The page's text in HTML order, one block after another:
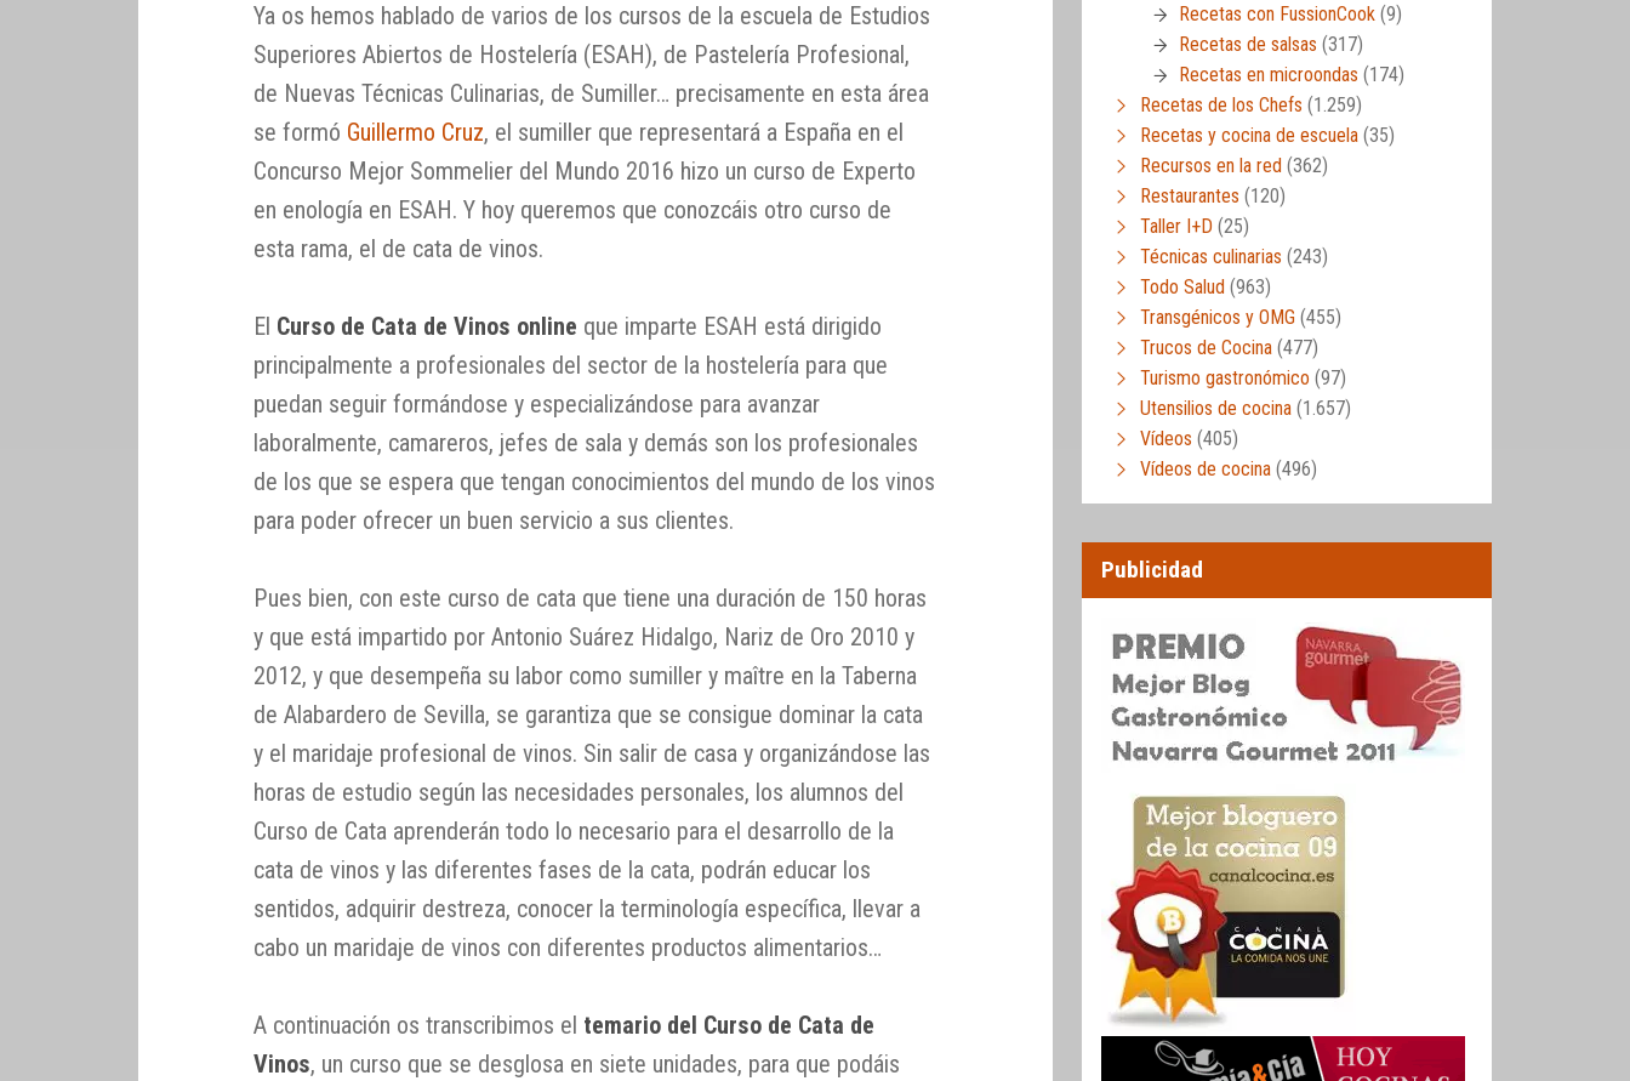
Ya os hemos hablado de varios de los cursos de la escuela de Estudios
Superiores Abiertos de Hostelería (ESAH), de Pastelería Profesional,
de Nuevas Técnicas Culinarias, de Sumiller… precisamente en esta área
se formó Guillermo Cruz, el sumiller que representará a España en el
Concurso Mejor Sommelier del Mundo 2016 hizo un curso de Experto
en enología en ESAH. Y hoy queremos que conozcáis otro curso de
esta rama, el de cata de vinos.
El Curso de Cata de Vinos online que imparte ESAH está dirigido
principalmente a profesionales del sector de la hostelería para que
puedan seguir formándose y especializándose para avanzar
laboralmente, camareros, jefes de sala y demás son los profesionales
de los que se espera que tengan conocimientos del mundo de los vinos
para poder ofrecer un buen servicio a sus clientes.
Pues bien, con este curso de cata que tiene una duración de 150 horas
y que está impartido por Antonio Suárez Hidalgo, Nariz de Oro 2010 y
2012, y que desempeña su labor como sumiller y maître en la Taberna
de Alabardero de Sevilla, se garantiza que se consigue dominar la cata
y el maridaje profesional de vinos. Sin salir de casa y organizándose las
horas de estudio según las necesidades personales, los alumnos del
Curso de Cata aprenderán todo lo necesario para el desarrollo de la
cata de vinos y las diferentes fases de la cata, podrán educar los
sentidos, adquirir destreza, conocer la terminología específica, llevar a
cabo un maridaje de vinos con diferentes productos alimentarios…
A continuación os transcribimos el temario del Curso de Cata de
Vinos, un curso que se desglosa en siete unidades, para que podáis
Recetas con FussionCook (9)
Recetas de salsas (317)
Recetas en microondas (174)
Recetas de los Chefs (1.259)
Recetas y cocina de escuela (35)
Recursos en la red (362)
Restaurantes (120)
Taller I+D (25)
Técnicas culinarias (243)
Todo Salud (963)
Transgénicos y OMG (455)
Trucos de Cocina (477)
Turismo gastronómico (97)
Utensilios de cocina (1.657)
Vídeos (405)
Vídeos de cocina (496)
Publicidad